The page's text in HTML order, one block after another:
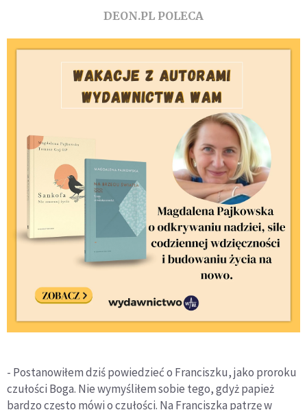
DEON.PL POLECA
- Postanowiłem dziś powiedzieć o Franciszku, jako proroku
czułości Boga. Nie wymyśliłem sobie tego, gdyż papież
bardzo często mówi o czułości. Na Franciszka patrzę w